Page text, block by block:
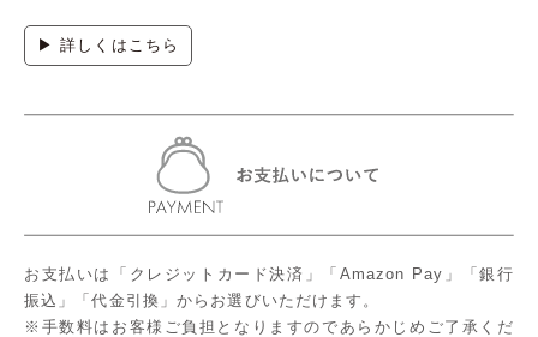
▶ 詳しくはこちら
お支払いは「クレジットカード決済」「Amazon Pay」「銀行
振込」「代金引換」からお選びいただけます。
※手数料はお客様ご負担となりますのであらかじめご了承くだ